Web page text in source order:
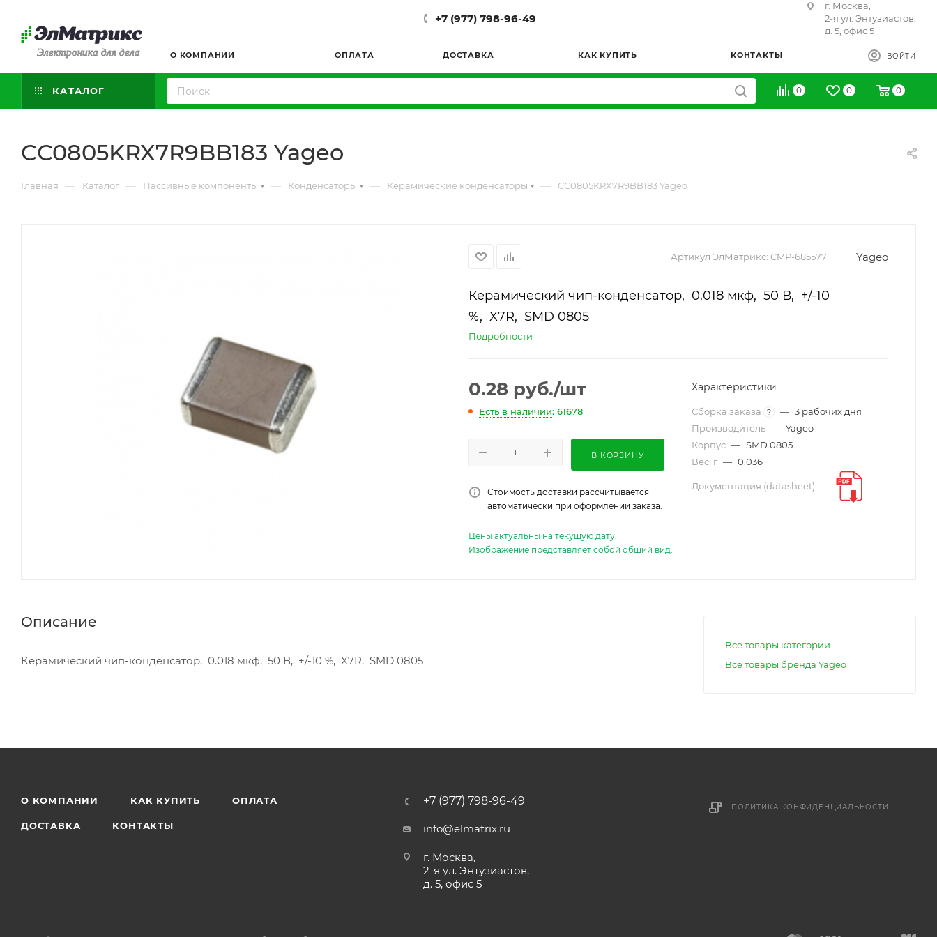
Электроника для дела
+7 (977) 798-96-49
г. Москва,
2-я ул. Энтузиастов,
д. 5, офис 5
О КОМПАНИИ ОПЛАТА ДОСТАВКА КАК КУПИТЬ КОНТАКТЫ ВОЙТИ
КАТАЛОГ 0 0 0
CC0805KRX7R9BB183 Yageo
Главная — Каталог — Пассивные компоненты — Конденсаторы — Керамические конденсаторы — CC0805KRX7R9BB183 Yageo
Артикул ЭлМатрикс: CMP-685577 Yageo
Керамический чип-конденсатор, 0.018 мкф, 50 В, +/-10
%, X7R, SMD 0805
Подробности
0.28 руб./шт
Есть в наличии: 61678
В КОРЗИНУ
Стоимость доставки рассчитывается
автоматически при оформлении заказа.
Характеристики
Сборка заказа ? — 3 рабочих дня
Производитель — Yageo
Корпус — SMD 0805
Вес, г — 0.036
Документация (datasheet) —
Цены актуальны на текущую дату.
Изображение представляет собой общий вид.
Описание
Керамический чип-конденсатор, 0.018 мкф, 50 В, +/-10 %, X7R, SMD 0805
Все товары категории
Все товары бренда Yageo
О КОМПАНИИ КАК КУПИТЬ ОПЛАТА
ДОСТАВКА КОНТАКТЫ
+7 (977) 798-96-49
info@elmatrix.ru
г. Москва,
2-я ул. Энтузиастов,
д. 5, офис 5
ПОЛИТИКА КОНФИДЕНЦИАЛЬНОСТИ